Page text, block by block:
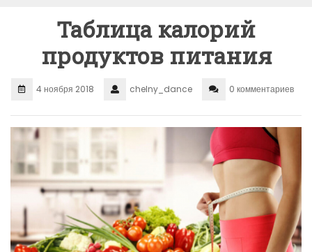
Таблица калорий
продуктов питания
4 ноября 2018 chelny_dance 0 комментариев